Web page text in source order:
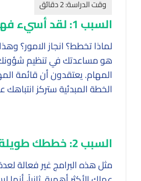
السبب 1: لقد أسيء فهم الغرض من البرامج
لماذا تخطط؟ انجاز
هو مساعدتك في تنظيم
المهام. يعتقدون أن قائمة
الخطة المبدئية ستركز
السبب 2: خططك طويلة جدًا
مثل هذه البرامج غير فعالة